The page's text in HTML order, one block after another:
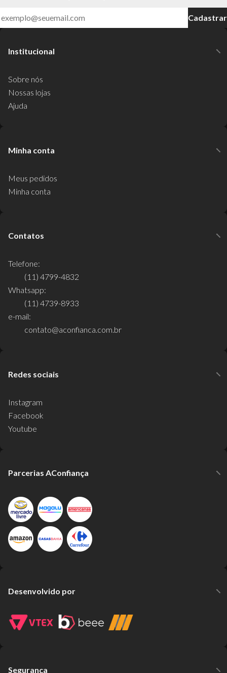
Cadastrar
Institucional
Sobre nós
Nossas lojas
Ajuda
Minha conta
Meus pedidos
Minha conta
Contatos
Telefone:
(11) 4799-4832
Whatsapp:
(11) 4739-8933
e-mail:
contato@aconfianca.com.br
Redes sociais
Instagram
Facebook
Youtube
Parcerias AConfiança
Desenvolvido por
Segurança